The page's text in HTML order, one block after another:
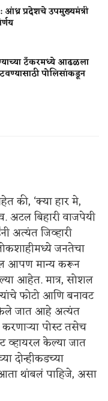
आंध्र प्रदेशचे उपमुख्यमंत्री
टँकरमध्ये आढळला
पोलिसांकडून
की, ‘क्या हार मे,
अटल बिहारी वाजपेयी
अत्यंत जिव्हारी
जनतेचा
आपण मान्य करून
आहेत. मात्र, सोशल
फोटो आणि बनावट
केले जात आहे अत्यंत
पोस्ट तसेच
व्हायरल केल्या जात
दोन्हीकडच्या
थांबलं पाहिजे, असा